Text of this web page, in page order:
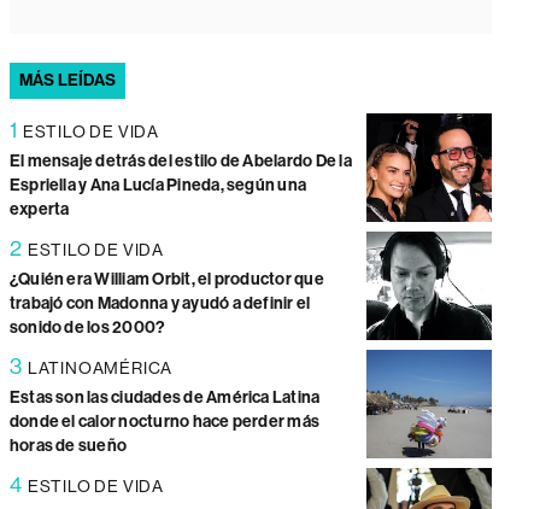
MÁS LEÍDAS
1 ESTILO DE VIDA
El mensaje detrás del estilo de Abelardo De la
Espriella y Ana Lucía Pineda, según una
experta
2 ESTILO DE VIDA
¿Quién era William Orbit, el productor que
trabajó con Madonna y ayudó a definir el
sonido de los 2000?
3 LATINOAMÉRICA
Estas son las ciudades de América Latina
donde el calor nocturno hace perder más
horas de sueño
4 ESTILO DE VIDA